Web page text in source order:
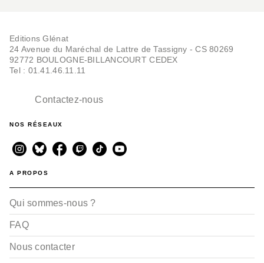
Editions Glénat
24 Avenue du Maréchal de Lattre de Tassigny - CS 80269
92772 BOULOGNE-BILLANCOURT CEDEX
Tel : 01.41.46.11.11
Contactez-nous
NOS RÉSEAUX
A PROPOS
Qui sommes-nous ?
FAQ
Nous contacter